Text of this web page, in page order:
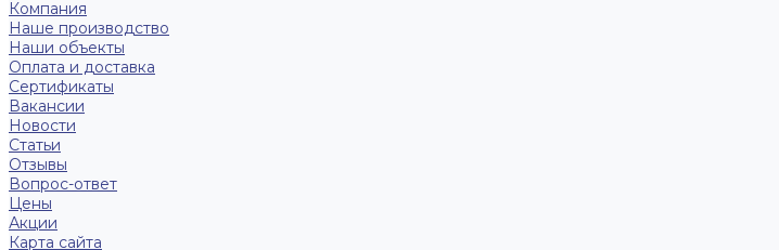
Компания
Наше производство
Наши объекты
Оплата и доставка
Сертификаты
Вакансии
Новости
Статьи
Отзывы
Вопрос-ответ
Цены
Акции
Карта сайта